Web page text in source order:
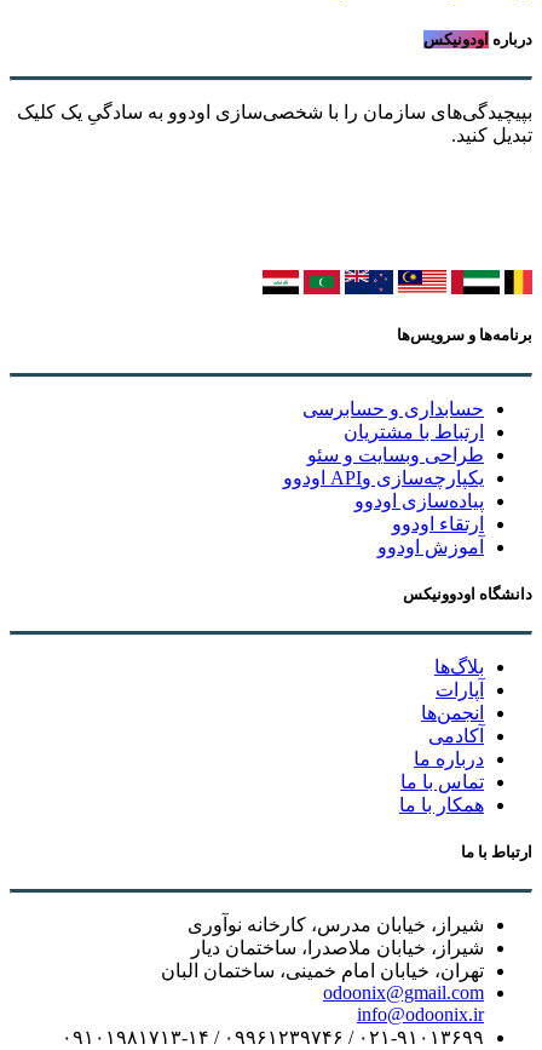
درباره اودونیکس
بپیچیدگی‌های سازمان را با شخصی‌سازی اودوو به سادگیِ یک کلیک
تبدیل کنید.
برنامه‌ها و سرویس‌ها
حسابداری و حسابرسی
ارتباط با مشتریان
طراحی وبسایت و سئو
یکپارچه‌سازی وAPI اودوو
پیاده‌سازی اودوو
ارتقاء اودوو
آموزش اودوو
دانشگاه اودوونیکس
بلاگ‌ها
آپارات
انجمن‌ها
آکادمی
درباره ما
تماس با ما
همکار با ما
ارتباط با ما
شیراز، خیابان مدرس، کارخانه نوآوری
شیراز، خیابان ملاصدرا، ساختمان دیار
تهران، خیابان امام خمینی، ساختمان البان
odoonix@gmail.com
info@odoonix.ir
۰۲۱-۹۱۰۱۳۶۹۹ / ۰۹۹۶۱۲۳۹۷۴۶ / ۰۹۱۰۱۹۸۱۷۱۳-۱۴